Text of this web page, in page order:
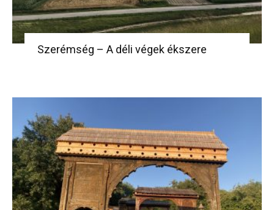
Szerémség – A déli végek ékszere